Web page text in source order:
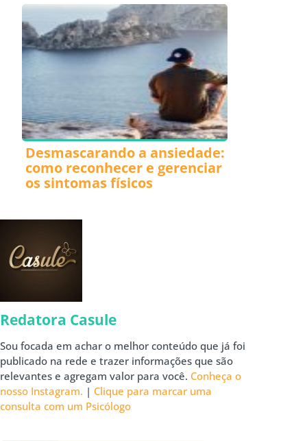
Desmascarando a ansiedade:
como reconhecer e gerenciar
os sintomas físicos
Redatora Casule
Sou focada em achar o melhor conteúdo que já foi
publicado na rede e trazer informações que são
relevantes e agregam valor para você. Conheça o
nosso Instagram. | Clique para marcar uma
consulta com um Psicólogo